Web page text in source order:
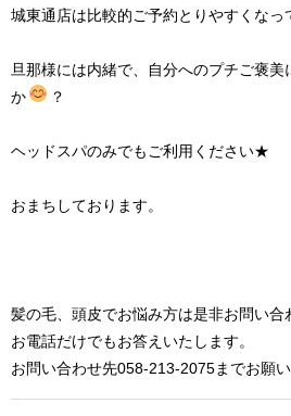
城東通店は比較的ご予約とりやすくなっ
旦那様には内緒で、自分へのプチご褒
か
？
ヘッドスパのみでもご利用ください★
おまちしております。
髪の毛、頭皮でお悩み方は是非お問い合
お電話だけでもお答えいたします。
お問い合わせ先058-213-2075までお願い